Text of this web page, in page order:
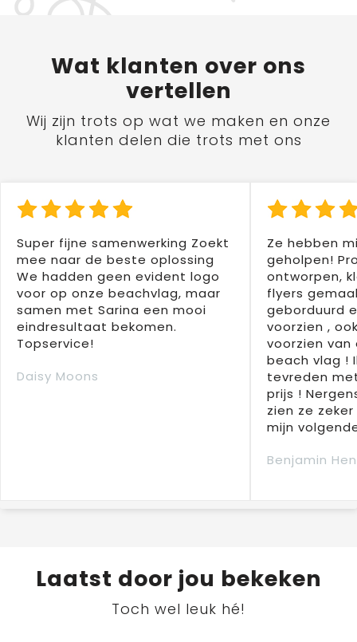
Wat klanten over ons
vertellen
Wij zijn trots op wat we maken en onze
klanten delen die trots met ons
Super fijne samenwerking Zoekt
mee naar de beste oplossing
We hadden geen evident logo
voor op onze beachvlag, maar
samen met Sarina een mooi
eindresultaat bekomen.
Topservice!
Daisy Moons
Ze hebben
geholpen!
ontworpen,
flyers
geborduurd
voorzien ,
voorzien
beach vlag !
tevreden
prijs !
zien ze
mijn
Benjamin
Laatst door jou bekeken
Toch wel leuk hé!